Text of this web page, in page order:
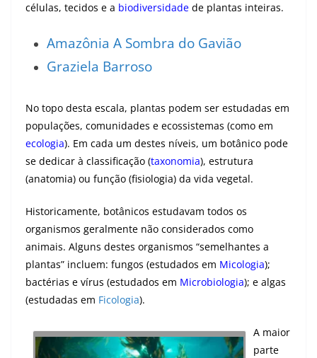
células, tecidos e a biodiversidade de plantas inteiras.
Amazônia A Sombra do Gavião
Graziela Barroso
No topo desta escala, plantas podem ser estudadas em
populações, comunidades e ecossistemas (como em
ecologia). Em cada um destes níveis, um botânico pode
se dedicar à classificação (taxonomia), estrutura
(anatomia) ou função (fisiologia) da vida vegetal.
Historicamente, botânicos estudavam todos os
organismos geralmente não considerados como
animais. Alguns destes organismos “semelhantes a
plantas” incluem: fungos (estudados em Micologia);
bactérias e vírus (estudados em Microbiologia); e algas
(estudadas em Ficologia).
A maior
parte